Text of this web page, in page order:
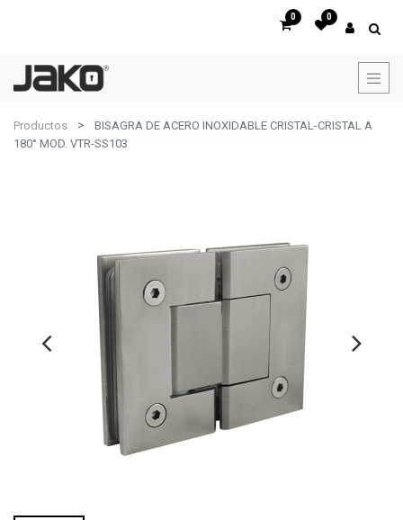
0 0
Productos
BISAGRA DE ACERO INOXIDABLE CRISTAL-CRISTAL A
180° MOD. VTR-SS103